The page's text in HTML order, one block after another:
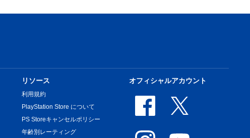
リソース
利用規約
PlayStation Store について
PS Storeキャンセルポリシー
年齢別レーティング
オフィシャルアカウント